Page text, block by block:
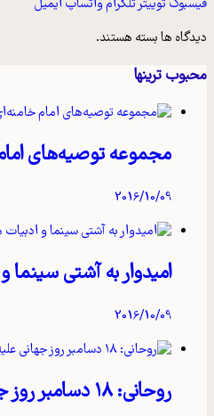
فیسبوک توییترتلگرامواتساپ ایمیل
دیدگاه ها بسته هستند.
محبوب ترینها
مجموعه توصیه‌های
2016/10/09
امیدوار به آشتی
2016/10/09
روحانی: ۱۸ دسامبر روز جهانی علیه خشونت نام‌گذاری شود